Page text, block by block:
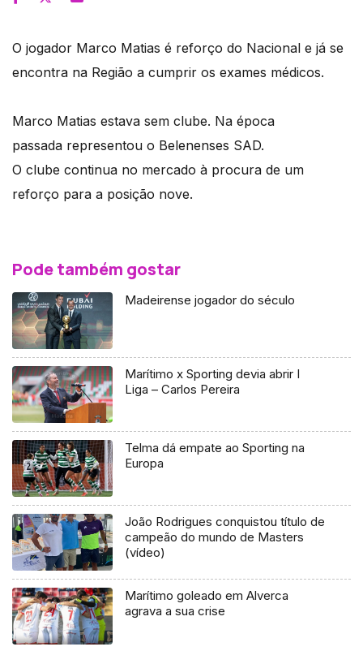
O jogador Marco Matias é reforço do Nacional e já se
encontra na Região a cumprir os exames médicos.
Marco Matias estava sem clube. Na época
passada representou o Belenenses SAD.
O clube continua no mercado à procura de um
reforço para a posição nove.
Pode também gostar
Madeirense jogador do século
Marítimo x Sporting devia abrir I
Liga – Carlos Pereira
Telma dá empate ao Sporting na
Europa
João Rodrigues conquistou título de
campeão do mundo de Masters
(vídeo)
Marítimo goleado em Alverca
agrava a sua crise